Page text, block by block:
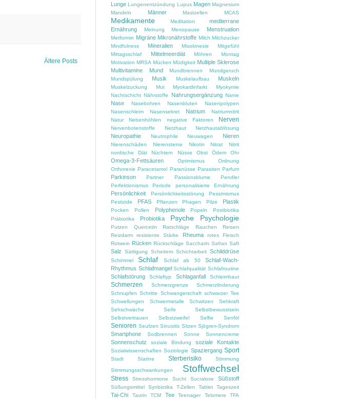
Ältere Posts
Lunge Lungenentzündung Lupus Magen Magnesium
Mandeln
Männer Mastzellen MCAS
Medikamente Meditation
mediterrane
Ernährung
Meinung Menopause Menstruation
Metformin Migräne Mikronährstoffe Milch Milchzucker
Mindfulness
Mineralien Misokinesie
Mitgefühl
Mittagsschlaf
Mittelmeerdiät Möhren
Montag
Motivation MRSA Mücken Müdigkeit Multiple Sklerose
Multivitamine
Mund Mundbrennen
Mundgeruch
Mundspülung
Musik Muskelaufbau Muskeln
Muskelzuckung Mut Myokardinfarkt
Myokymie
Nachtschicht Nährstoffe Nahrungsergänzung Name
Nase Nasebohren Nasenbluten
Nasenpolypen
Nasenschleim
Nasensekret Natrium
Natriumnitrit
Natur
Nebenhöhlen negative Faktoren Nerven
Nervenbotenstoffe Netzhaut Netzhautablösung
Neuropathie Neutrophile Neuwagen Nieren
Nierenschäden Nierensteine Nikotin Nitrat
Nitrit
nordische Diät
Nüchtern Nüsse Obst Ödem Ohr
Omega-3-Fettsäuren Optimismus
Ordnung
Orthorexie Paracetamol Paranüsse Parasiten Parfum
Parkinson Partner Passionsblume
Pendler
Perfektionismus
Periode personalisierte Ernährung
Persönlichkeit Persönlichkeitsstörung
Pessimismus
Pestizide
PFAS Pflanzen Phagen Pilze Plastik
Pocken Pollen Polyphenole Popeln
Postbiotika
Präbiotika
Probiotika Psyche Psychologie
Putzen Quercetin Ratschläge Rauchen
Reisen
Reizdarm
resistente Stärke Rheuma
rotes Fleisch
Rotwein Rücken Rückschläge Saccharin Safran Saft
Salz Sättigung Scheitern Schichtarbeit Schilddrüse
Schimmel Schlaf Schlaf ab 50
Schlaf-Wach-
Rhythmus Schlafmangel Schlafqualität Schlafroutine
Schlafstörung Schlaftyp Schlaganfall Schleimhaut
Schmerzen Schmerzgrenze
Schmerzlinderung
Schnupfen Schritte Schwangerschaft schwarzer Tee
Schwellungen
Schwermetalle Schwitzen
Sehkraft
Sehschwäche
Seife
Selbstbewusstsein
Selbstvertrauen
Selbstzweifel Selfie Senföl
Senioren Seufzen Sinusitis Sitzen Sjögren-Syndrom
Smartphone Sodbrennen Sonne Sonnencreme
Sonnenschutz soziale Bindung soziale Kontakte
Sozialwissenschaften Soziologie Spaziergang Sport
Stadt Statine Sterberisiko
Stimmung
Stimmungsschwankungen
Stoffwechsel
Stress Stresshormone Sucht Sucralose Süßstoff
Süßungsmittel Synbiotika T-Zellen Tablet Tageszeit
Tai-Chi Taurin TCM Tee Teenager Telomere TFA